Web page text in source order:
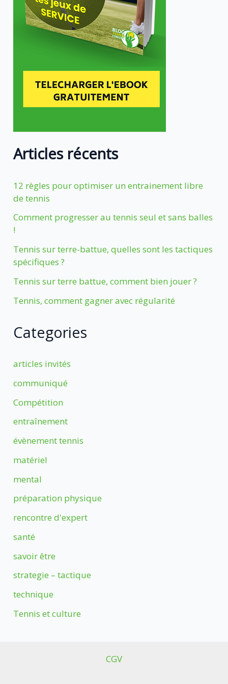
Articles récents
12 règles pour optimiser un entrainement libre
de tennis
Comment progresser au tennis seul et sans balles
!
Tennis sur terre-battue, quelles sont les tactiques
spécifiques ?
Tennis sur terre battue, comment bien jouer ?
Tennis, comment gagner avec régularité
Categories
articles invités
communiqué
Compétition
entraînement
évènement tennis
matériel
mental
préparation physique
rencontre d'expert
santé
savoir être
strategie – tactique
technique
Tennis et culture
CGV